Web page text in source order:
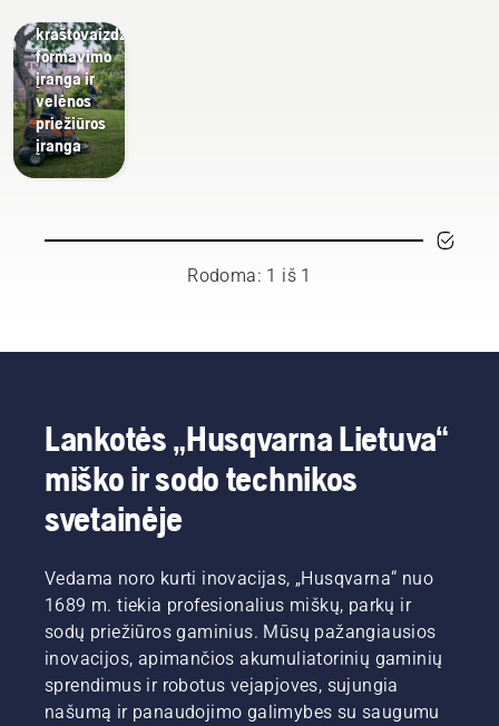
kraštovaizdžio
formavimo
įranga ir
velėnos
priežiūros
įranga
Rodoma: 1 iš 1
Lankotės „Husqvarna Lietuva“
miško ir sodo technikos
svetainėje
Vedama noro kurti inovacijas, „Husqvarna“ nuo
1689 m. tiekia profesionalius miškų, parkų ir
sodų priežiūros gaminius. Mūsų pažangiausios
inovacijos, apimančios akumuliatorinių gaminių
sprendimus ir robotus vejapjoves, sujungia
našumą ir panaudojimo galimybes su saugumu